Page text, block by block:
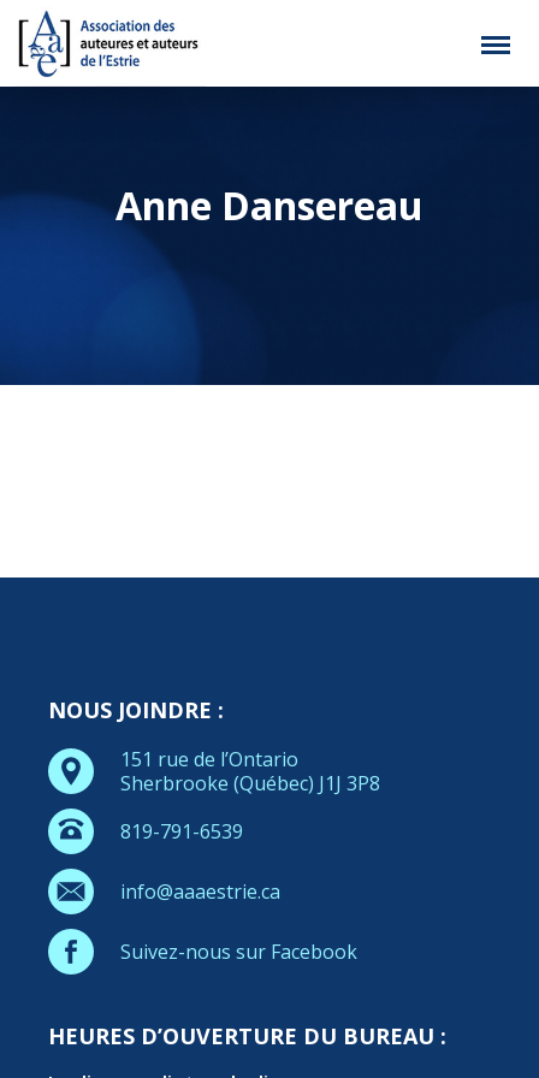
Anne Dansereau
NOUS JOINDRE :
151 rue de l’Ontario
Sherbrooke (Québec) J1J 3P8
819-791-6539
info@aaaestrie.ca
Suivez-nous sur Facebook
HEURES D’OUVERTURE DU BUREAU :